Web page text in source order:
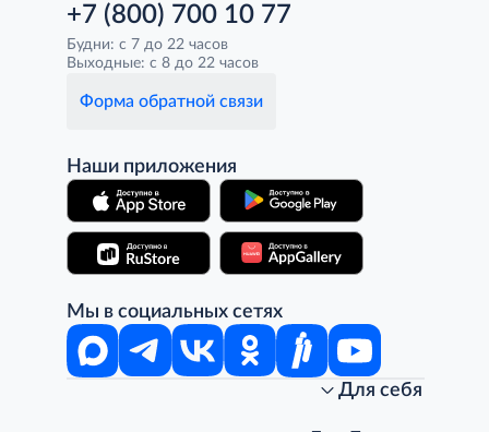
+7 (800) 700 10 77
Будни: с 7 до 22 часов
Выходные: с 8 до 22 часов
Форма обратной связи
Наши приложения
Мы в социальных сетях
Для себя